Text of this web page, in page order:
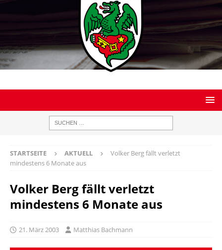
STARTSEITE AKTUELL
Volker Berg fällt verletzt
mindestens 6 Monate aus
Volker Berg fällt verletzt
mindestens 6 Monate aus
21. März 2003 Matthias Bachmann